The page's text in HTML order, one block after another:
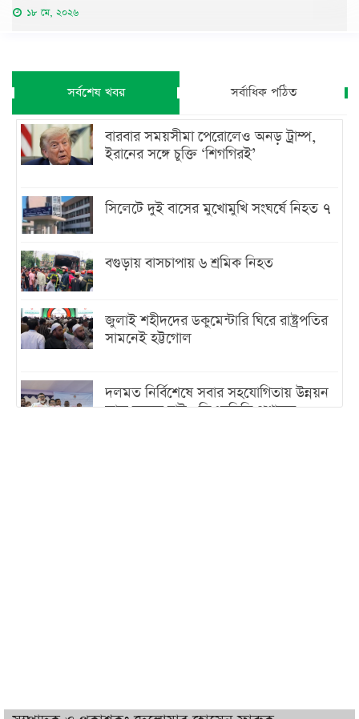
১৮ মে, ২০২৬
সর্বশেষ খবর সর্বাধিক পঠিত
বারবার সময়সীমা পেরোলেও অনড় ট্রাম্প,
ইরানের সঙ্গে চুক্তি ‘শিগগিরই’
সিলেটে দুই বাসের মুখোমুখি সংঘর্ষে নিহত ৭
বগুড়ায় বাসচাপায় ৬ শ্রমিক নিহত
জুলাই শহীদদের ডকুমেন্টারি ঘিরে রাষ্ট্রপতির
সামনেই হট্টগোল
দলমত নির্বিশেষে সবার সহযোগিতায় উন্নয়ন
কাজ করতে চাই : ডিএনসিসি প্রশাসক